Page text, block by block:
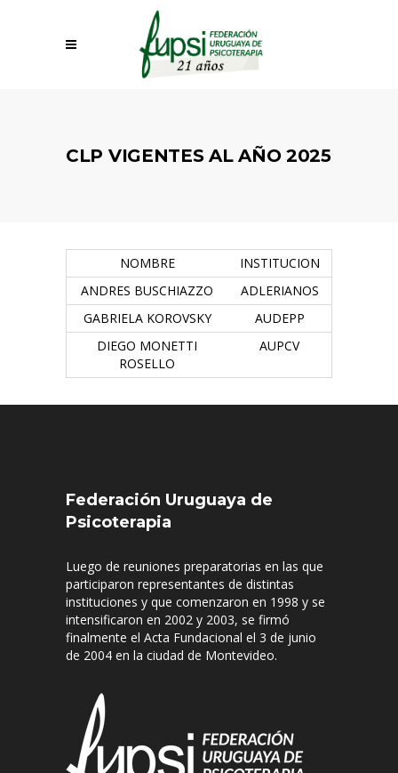
CLP VIGENTES AL AÑO 2025
NOMBRE
INSTITUCION
ANDRES BUSCHIAZZO
ADLERIANOS
GABRIELA KOROVSKY
AUDEPP
DIEGO MONETTI
ROSELLO
AUPCV
Federación Uruguaya de
Psicoterapia
Luego de reuniones preparatorias en las que
participaron representantes de distintas
instituciones y que comenzaron en 1998 y se
intensificaron en 2002 y 2003, se firmó
finalmente el Acta Fundacional el 3 de junio
de 2004 en la ciudad de Montevideo.